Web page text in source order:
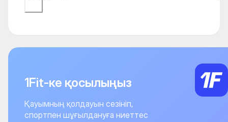
1Fit-ке қосылыңыз
Қауымның қолдауын сезініп,
спортпен шұғылдануға ниеттес